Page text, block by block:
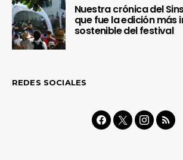
Nuestra crónica del
que fue la edición más
sostenible del festival
REDES SOCIALES